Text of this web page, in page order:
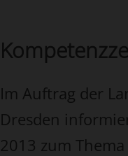
Im Auftrag der
Dresden
2013 zum